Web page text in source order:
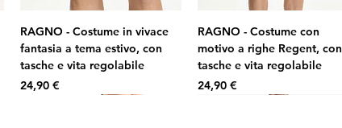
RAGNO - Costume in vivace
fantasia a tema estivo, con
tasche e vita regolabile
Prezzo
24,90 €
RAGNO - Costume con
motivo a righe Regent, con
tasche e vita regolabile
Prezzo
24,90 €